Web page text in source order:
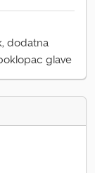
dodatna
glave